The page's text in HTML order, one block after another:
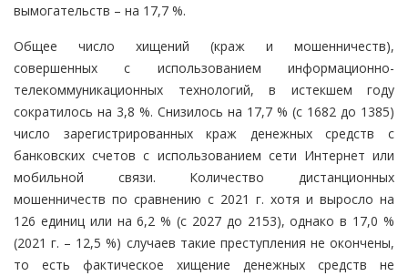
вымогательств – на 17,7 %.
Общее число хищений (краж и мошенничеств),
совершенных с использованием информационно-
телекоммуникационных технологий, в истекшем году
сократилось на 3,8 %. Снизилось на 17,7 % (с 1682 до 1385)
число зарегистрированных краж денежных средств с
банковских счетов с использованием сети Интернет или
мобильной связи. Количество дистанционных
мошенничеств по сравнению с 2021 г. хотя и выросло на
126 единиц или на 6,2 % (с 2027 до 2153), однако в 17,0 %
(2021 г. – 12,5 %) случаев такие преступления не окончены,
то есть фактическое хищение денежных средств не